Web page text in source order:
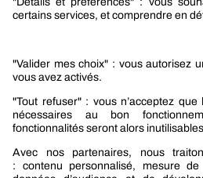
Sélection produits bâtiment
Promotions
Nouveautés mobilité
Nouveautés construction
CARRIÈRES
NOTRE OFFRE